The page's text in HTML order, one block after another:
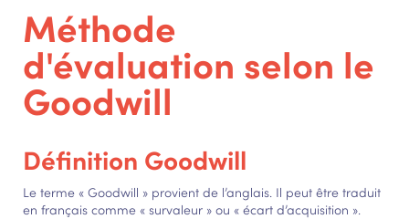
Méthode
d'évaluation selon le
Goodwill
Définition Goodwill
Le terme « Goodwill » provient de l’anglais. Il peut être traduit
en français comme « survaleur » ou « écart d’acquisition ».